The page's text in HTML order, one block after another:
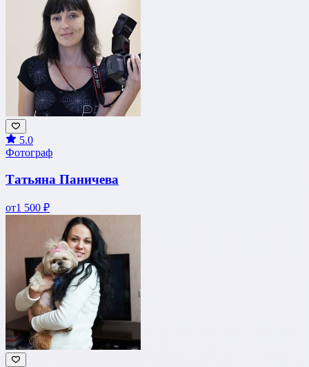
5.0
Фотограф
Татьяна Паничева
от1 500 ₽